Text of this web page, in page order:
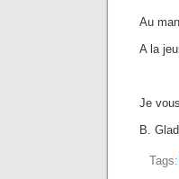
Au
A la
Je
B.
Tags: